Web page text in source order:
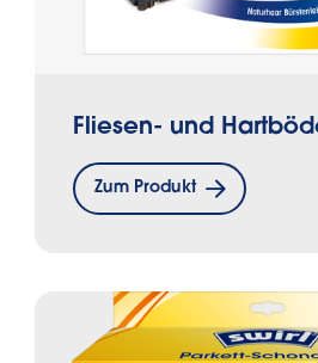
Fliesen- und
Zum Produkt